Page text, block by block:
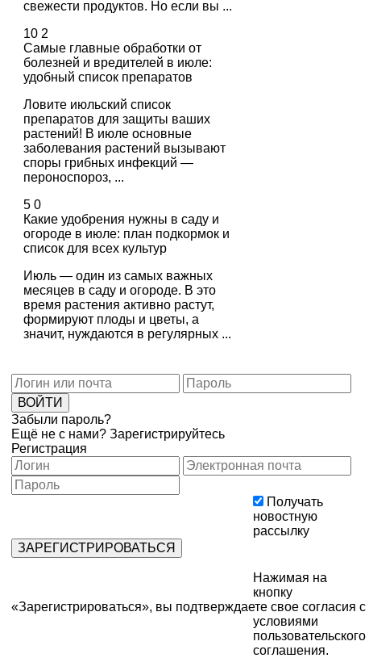
свежести продуктов. Но если вы ...
10 2
Самые главные обработки от
болезней и вредителей в июле:
удобный список препаратов
Ловите июльский список
препаратов для защиты ваших
растений! В июле основные
заболевания растений вызывают
споры грибных инфекций —
пероноспороз, ...
5 0
Какие удобрения нужны в саду и
огороде в июле: план подкормок и
список для всех культур
Июль — один из самых важных
месяцев в саду и огороде. В это
время растения активно растут,
формируют плоды и цветы, а
значит, нуждаются в регулярных ...
Забыли пароль?
Ещё не с нами? Зарегистрируйтесь
Регистрация
Получать
новостную
рассылку
Нажимая на
кнопку
«Зарегистрироваться», вы подтверждаете свое согласия с
условиями
пользовательского
соглашения.